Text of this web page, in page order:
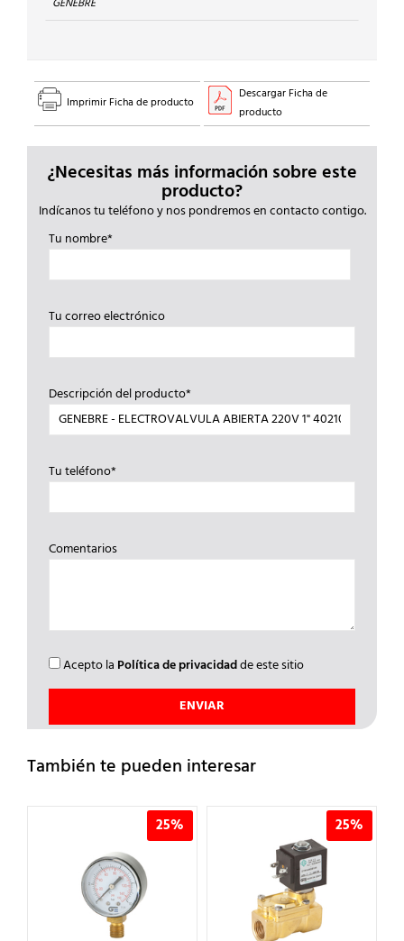
Imprimir Ficha de producto
Descargar Ficha de
producto
¿Necesitas más información sobre este
producto?
Indícanos tu teléfono y nos pondremos en contacto contigo.
Tu nombre*
Tu correo electrónico
Descripción del producto*
Tu teléfono*
Comentarios
Acepto la Política de privacidadde este sitio
También te pueden interesar
25% 25%